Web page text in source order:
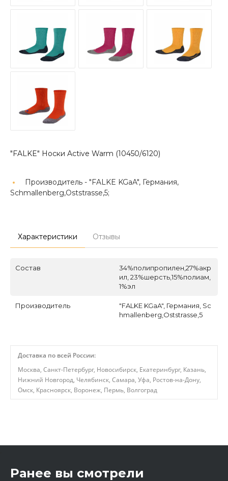
"FALKE" Носки Active Warm (10450/6120)
Производитель - "FALKE KGaA", Германия,
Schmallenberg,Oststrasse,5;
Характеристики Отзывы
Состав
34%полипропилен,27%акр
ил, 23%шерсть,15%полиам,
1%эл
Производитель
"FALKE KGaA", Германия, Sc
hmallenberg,Oststrasse,5
Доставка по всей России:
Москва, Санкт-Петербург, Новосибирск, Екатеринбург, Казань,
Нижний Новгород, Челябинск, Самара, Уфа, Ростов-на-Дону,
Омск, Красноярск, Воронеж, Пермь, Волгоград
Ранее вы смотрели